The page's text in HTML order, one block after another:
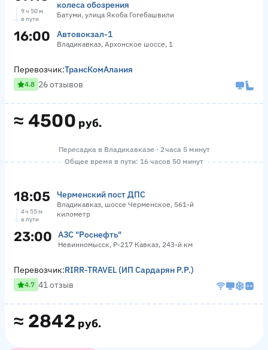
колеса обозрения
Батуми, улица Якоба Гогебашвили
9 ч 50 м
в пути
16:00 Автовокзал-1
Владикавказ, Архонское шоссе, 1
≈ 4500 руб.
Перевозчик:ТрансКомАлания
4.8 26 отзывов
Пересадка в Владикавказе · 2 часа 5 минут
Общее время в пути: 16 часов 50 минут
18:05 Черменский пост ДПС
Владикавказ, шоссе Черменское, 561-й
километр
4 ч 55 м
в пути
23:00 АЗС "Роснефть"
Невинномысск, Р-217 Кавказ, 243-й км
≈ 2842 руб.
Перевозчик:RIRR-TRAVEL (ИП Сардарян Р.Р.)
4.7 41 отзыв